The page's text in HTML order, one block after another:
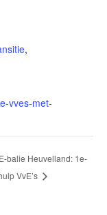
,
vves-met-
balie Heuvelland: 1e-
VvE’s